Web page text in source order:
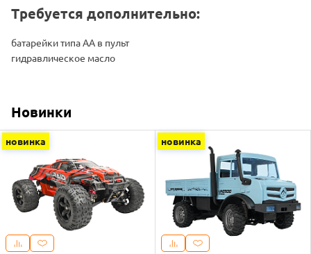
Требуется дополнительно:
батарейки типа АА в пульт
гидравлическое масло
Новинки
новинка новинка